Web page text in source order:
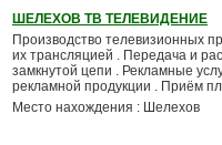
ШЕЛЕХОВ ТВ ТЕЛЕВИДЕНИЕ
Производство телевизионных
их трансляцией . Передача и
замкнутой цепи . Рекламные
рекламной продукции . Приём
Место нахождения : Шелехов